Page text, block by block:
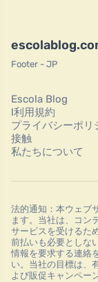
Footer - JP
Escola Blog
l利用規約
プライバシーポリ
接触
私たちについて
法的通知：本ウェブ
ます。当社は、コン
サービスを受けるた
前払いも必要としな
情報を要求する連絡
い。当社の目標は、
よび販促キャンペー